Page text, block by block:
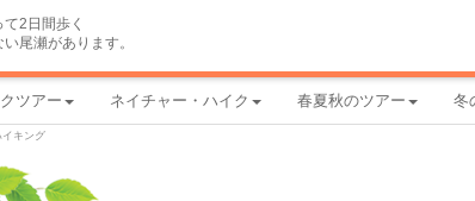
2日間歩く
尾瀬があります。
ツアー ネイチャー・ハイク 春夏秋のツアー 冬
キング